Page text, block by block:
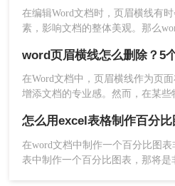
1、其实，许多情况，可能
下一页空白页无法删除。这
除后面的空白页了。
白页呢？本文将介绍几种在Word
助你轻松整理文档，让内容更加紧
在编辑Word文档时，页眉横线有
素，影响文档的整体美观。那么
解决这一问题。
word页眉横线怎么删除？5
在Word文档中，页眉横线作为页
增添文档的专业感。然而，在某
果。那么word页眉横线怎么删除呢
的方法来删除Word页眉中的横线
怎么用excel表格制作百分比
在word文档中制作一个百分比图
表中制作一个百分比图表，那将是